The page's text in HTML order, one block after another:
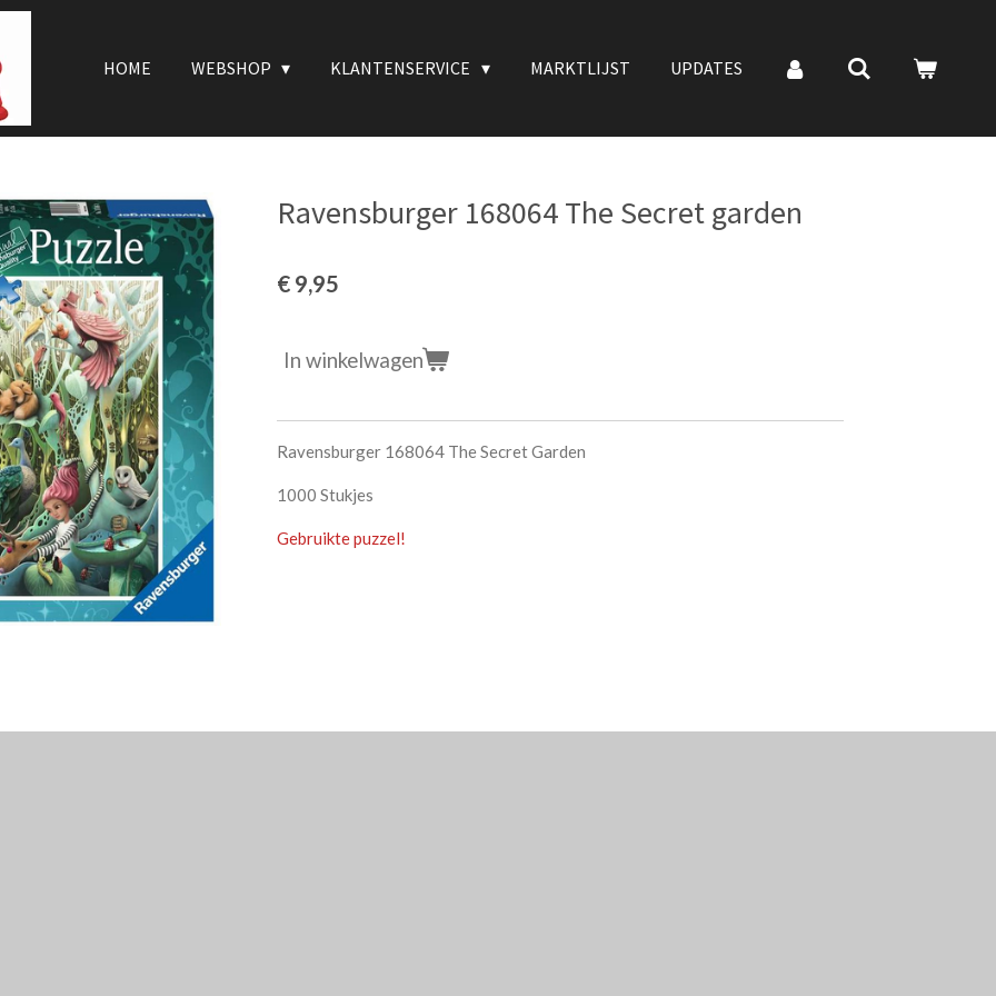
HOME WEBSHOP KLANTENSERVICE MARKTLIJST UPDATES
Ravensburger 168064 The Secret garden
€ 9,95
In winkelwagen
Ravensburger 168064 The Secret Garden
1000 Stukjes
Gebruikte puzzel!